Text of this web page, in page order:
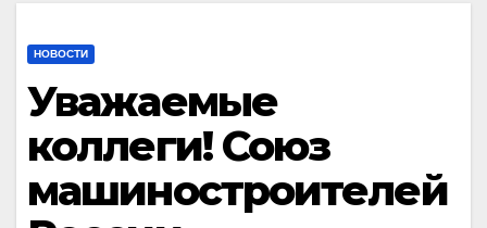
НОВОСТИ
Уважаемые
коллеги! Союз
машиностроителей